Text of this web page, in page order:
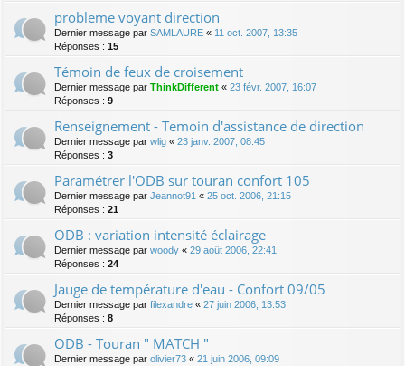
probleme voyant direction
Dernier message par SAMLAURE « 11 oct. 2007, 13:35
Réponses : 15
Témoin de feux de croisement
Dernier message par ThinkDifferent « 23 févr. 2007, 16:07
Réponses : 9
Renseignement - Temoin d'assistance de direction
Dernier message par wlig « 23 janv. 2007, 08:45
Réponses : 3
Paramétrer l'ODB sur touran confort 105
Dernier message par Jeannot91 « 25 oct. 2006, 21:15
Réponses : 21
ODB : variation intensité éclairage
Dernier message par woody « 29 août 2006, 22:41
Réponses : 24
Jauge de température d'eau - Confort 09/05
Dernier message par filexandre « 27 juin 2006, 13:53
Réponses : 8
ODB - Touran " MATCH "
Dernier message par olivier73 « 21 juin 2006, 09:09